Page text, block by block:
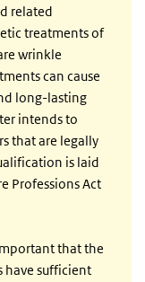
related
treatments of
wrinkle
can cause
long-lasting
intends to
that are legally
is laid
Professions Act
that the
have sufficient